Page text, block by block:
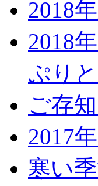
2018
2018
ぷり
ご存
2017
寒い